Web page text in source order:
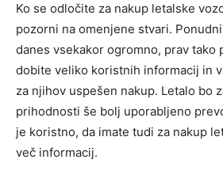
Ko se odločite za nakup letalske
pozorni na omenjene stvari.
danes vsekakor ogromno, prav tako
dobite veliko koristnih informacij in
za njihov uspešen nakup. Letalo bo
prihodnosti še bolj uporabljeno
je koristno, da imate tudi za nakup
več informacij.